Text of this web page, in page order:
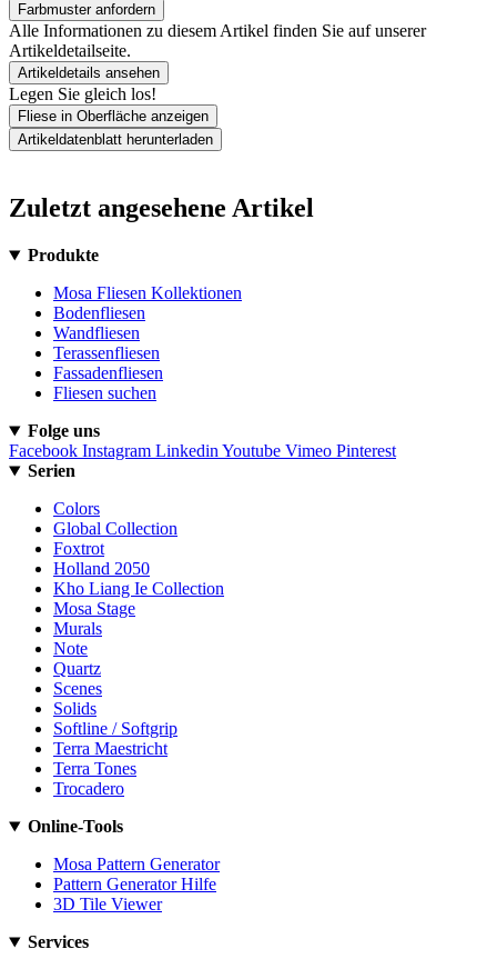
Farbmuster anfordern
Alle Informationen zu diesem Artikel finden Sie auf unserer
Artikeldetailseite.
Artikeldetails ansehen
Legen Sie gleich los!
Fliese in Oberfläche anzeigen
Artikeldatenblatt herunterladen
Zuletzt angesehene Artikel
Produkte
Mosa Fliesen Kollektionen
Bodenfliesen
Wandfliesen
Terassenfliesen
Fassadenfliesen
Fliesen suchen
Folge uns
Facebook Instagram Linkedin Youtube Vimeo Pinterest
Serien
Colors
Global Collection
Foxtrot
Holland 2050
Kho Liang Ie Collection
Mosa Stage
Murals
Note
Quartz
Scenes
Solids
Softline / Softgrip
Terra Maestricht
Terra Tones
Trocadero
Online-Tools
Mosa Pattern Generator
Pattern Generator Hilfe
3D Tile Viewer
Services